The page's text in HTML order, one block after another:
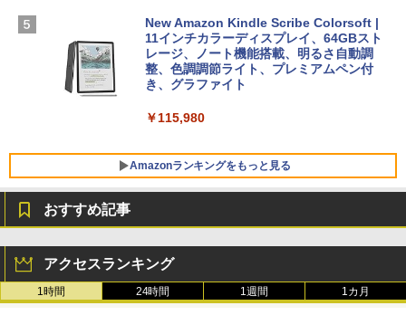
FMV ノートパソコン WE1-K3 (MS 365 P
ersonal/Copilotキー搭載/Win 11/15.6型/
Core i5/16GB/SSD 512GB/ホワイト) FM
VWK3E15W_AZ
￥139,880
￥3,600
New Amazon Kindle Scribe Colorsoft |
11インチカラーディスプレイ、64GBスト
レージ、ノート機能搭載、明るさ自動調
整、色調調節ライト、プレミアムペン付
き、グラファイト
￥115,980
Amazonランキングをもっと見る
おすすめ記事
アクセスランキング
1時間 24時間 1週間 1カ月